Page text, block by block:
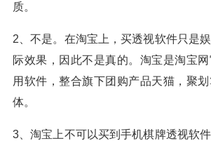
质。
2、不是。在淘宝上，买透视软件只是
际效果，因此不是真的。淘宝是淘宝
用软件，整合旗下团购产品天猫，聚
体。
3、淘宝上不可以买到手机棋牌透视软